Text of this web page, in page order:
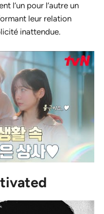
l’un pour l’autre un
leur relation
inattendue.